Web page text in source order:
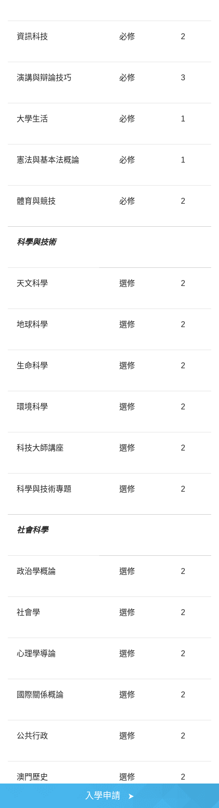
資訊科技 必修 2
演講與辯論技巧 必修 3
大學生活 必修 1
憲法與基本法概論 必修 1
體育與競技 必修 2
科學與技術
天文科學 選修 2
地球科學 選修 2
生命科學 選修 2
環境科學 選修 2
科技大師講座 選修 2
科學與技術專題 選修 2
社會科學
政治學概論 選修 2
社會學 選修 2
心理學導論 選修 2
國際關係概論 選修 2
公共行政 選修 2
澳門歷史 選修 2
入學申請